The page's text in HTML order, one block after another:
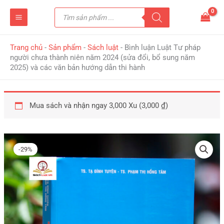
Tìm
kiếm
sản
Trang chủ - Sản phẩm - Sách luật - Bình luận Luật Tư pháp
người chưa thành niên năm 2024 (sửa đổi, bổ sung năm
2025) và các văn bản hướng dẫn thi hành
Mua sách và nhận ngay 3,000 Xu (3,000 ₫)
-29%
là:
425,000 ₫.
tại
là:
Luật
Tư